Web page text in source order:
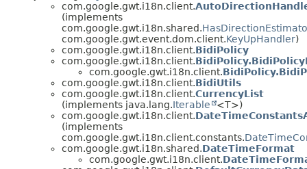
com.google.gwt.i18n.client.
(implements
com.google.gwt.i18n.shared.
com.google.gwt.event.dom.client.KeyUpHandler)
com.google.gwt.i18n.client.BidiPolicy
com.google.gwt.i18n.client.
com.google.gwt.i18n.client.
com.google.gwt.i18n.client.BidiUtils
com.google.gwt.i18n.client.CurrencyList
(implements java.lang.Iterable
<T>)
com.google.gwt.i18n.client.
(implements
com.google.gwt.i18n.client.constants.
com.google.gwt.i18n.shared.DateTimeFormat
com.google.gwt.i18n.client.